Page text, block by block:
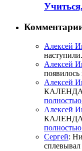
Алексей
Алексей
появилось
Алексей
Алексей
Сергей: